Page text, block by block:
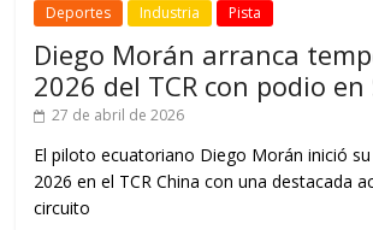
Deportes Industria Pista
Diego Morán arranca
2026 del TCR con podio
27 de abril de 2026
El piloto ecuatoriano Diego Morán inició
2026 en el TCR China con una destacada
circuito